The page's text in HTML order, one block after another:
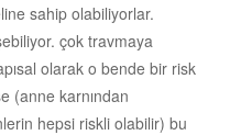
sahip olabiliyorlar.
çok travmaya
olarak o bende bir risk
(anne karnından
hepsi riskli olabilir) bu